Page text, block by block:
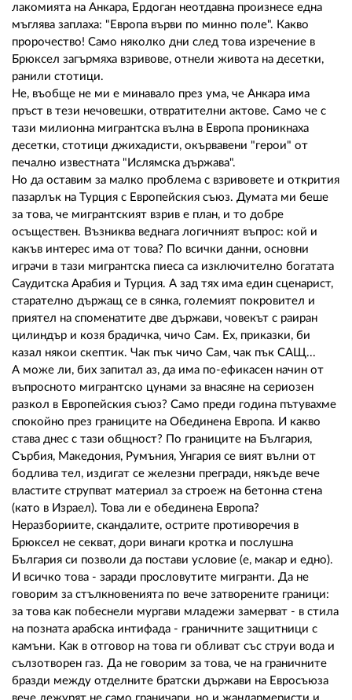
лакомията на Анкара, Ердоган неотдавна произнесе една
мъглява заплаха: "Европа върви по минно поле". Какво
пророчество! Само няколко дни след това изречение в
Брюксел загърмяха взривове, отнели живота на десетки,
ранили стотици.
Не, въобще не ми е минавало през ума, че Анкара има
пръст в тези нечовешки, отвратителни актове. Само че с
тази милионна мигрантска вълна в Европа проникнаха
десетки, стотици джихадисти, окървавени "герои" от
печално известната "Ислямска държава".
Но да оставим за малко проблема с взривовете и открития
пазарлък на Турция с Европейския съюз. Думата ми беше
за това, че мигрантският взрив е план, и то добре
осъществен. Възниква веднага логичният въпрос: кой и
какъв интерес има от това? По всички данни, основни
играчи в тази мигрантска пиеса са изключително богатата
Саудитска Арабия и Турция. А зад тях има един сценарист,
старателно държащ се в сянка, големият покровител и
приятел на споменатите две държави, човекът с раиран
цилиндър и козя брадичка, чичо Сам. Ех, приказки, би
казал някои скептик. Чак пък чичо Сам, чак пък САЩ...
А може ли, бих запитал аз, да има по-ефикасен начин от
въпросното мигрантско цунами за внасяне на сериозен
разкол в Европейския съюз? Само преди година пътувахме
спокойно през границите на Обединена Европа. И какво
става днес с тази общност? По границите на България,
Сърбия, Македония, Румъния, Унгария се вият вълни от
бодлива тел, издигат се железни прегради, някъде вече
властите струпват материал за строеж на бетонна стена
(като в Израел). Това ли е обединена Европа?
Неразбориите, скандалите, острите противоречия в
Брюксел не секват, дори винаги кротка и послушна
България си позволи да постави условие (е, макар и едно).
И всичко това - заради прословутите мигранти. Да не
говорим за стълкновенията по вече затворените граници:
за това как побеснели мургави младежи замерват - в стила
на позната арабска интифада - граничните защитници с
камъни. Как в отговор на това ги обливат със струи вода и
сълзотворен газ. Да не говорим за това, че на граничните
бразди между отделните братски държави на Евросъюза